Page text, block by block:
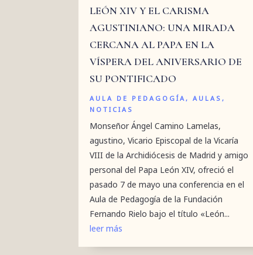
LEÓN XIV Y EL CARISMA
AGUSTINIANO: UNA MIRADA
CERCANA AL PAPA EN LA
VÍSPERA DEL ANIVERSARIO DE
SU PONTIFICADO
AULA DE PEDAGOGÍA,AULAS,
NOTICIAS
Monseñor Ángel Camino Lamelas,
agustino, Vicario Episcopal de la Vicaría
VIII de la Archidiócesis de Madrid y amigo
personal del Papa León XIV, ofreció el
pasado 7 de mayo una conferencia en el
Aula de Pedagogía de la Fundación
Fernando Rielo bajo el título «León...
leer más